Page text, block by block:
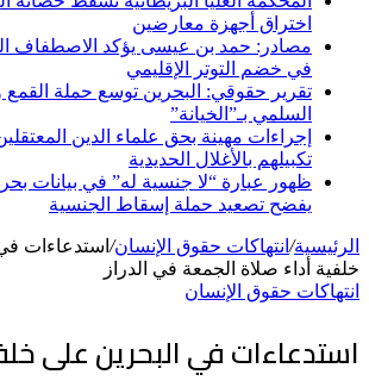
اختراق أجهزة معارضين
مصادر: حمد بن عيسى يؤكد الاصطفاف
في خضم التوتر الإقليمي
تقرير حقوقي: البحرين توسع حملة القمع
السلمي بـ”الخيانة”
إجراءات مهينة بحق علماء الدين
تكبيلهم بالأغلال الحديدية
ظهور عبارة “لا جنسية له” في بيانات
يفضح تصعيد حملة إسقاط الجنسية
الرئيسية/ انتهاكات حقوق الإنسان/ استدعاءات
خلفية أداء صلاة الجمعة في الدراز
انتهاكات حقوق الإنسان
استدعاءات في البحرين على